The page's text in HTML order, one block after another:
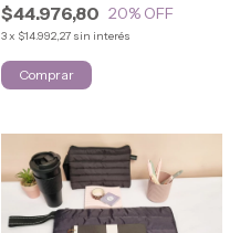
$44.976,80 20% OFF
3x $14.992,27 sin interés
Comprar